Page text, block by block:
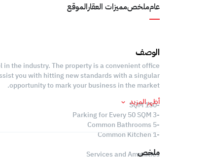
عامملخصمميزات العقارالموقع
الوصف
the industry. The property is a convenient office
you with hitting new standards with a singular
opportunity to mark your business in the market.
-150 SQM
-3 Parking for Every 50 SQM
-5 Common Bathrooms
-1 Common Kitchen
Services and Amenities
أظهر المزيد
ملخص